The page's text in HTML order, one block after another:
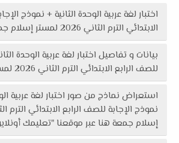
اختبار لغة عربية الوحدة الثانية + نموذج
الابتدائي الترم الثاني 2026 لمستر إسلام جمعة
بيانات و تفاصيل اختبار لغة عربية الوحدة
للصف الرابع الابتدائي الترم الثاني 2026 لمستر إسلام جمعة :
استعراض نماذج من صور اختبار لغة عربية
إسلام جمعة هنا عبر موقعنا "تعليمك